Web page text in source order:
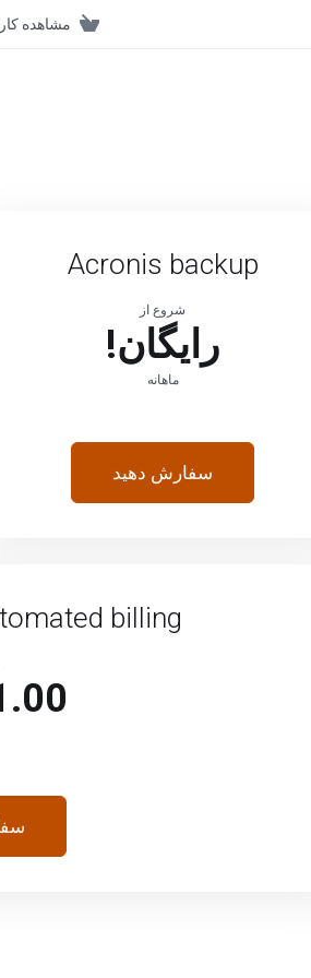
مشاهده
Acronis backup
شروع از
رایگان!
ماهانه
سفارش دهید
billing
EUR